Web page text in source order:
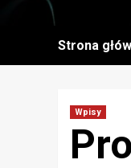
Strona
Wpisy